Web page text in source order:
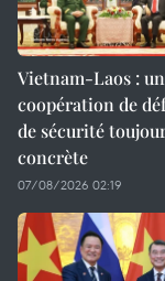
Vietnam-Laos :
coopération de
de sécurité
concrète
07/08/2026 02:19